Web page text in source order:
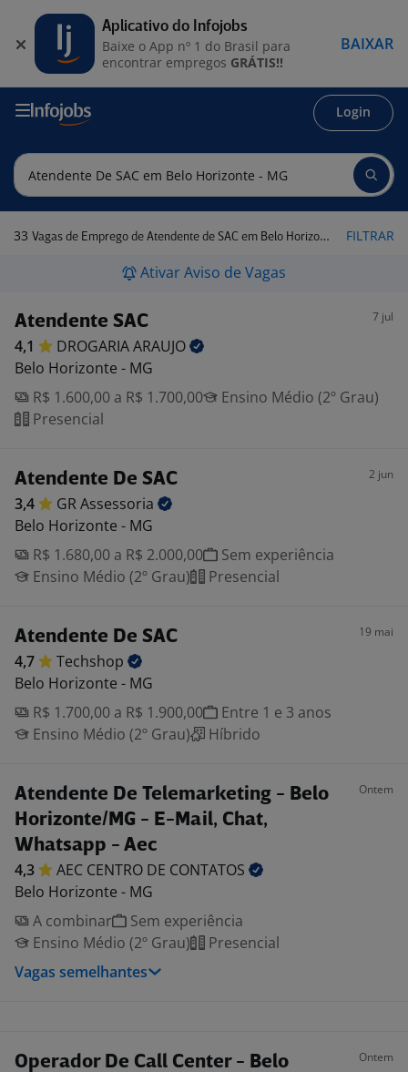
Login
33 Vagas de Emprego de Atendente de SAC em Belo Horizonte - MG FILTRAR
Ativar Aviso de Vagas
Atendente SAC 7 jul
4,1 DROGARIAARAUJO
Belo Horizonte - MG
R$ 1.600,00 a R$ 1.700,00
Ensino Médio (2º Grau)
Presencial
Atendente De SAC 2 jun
3,4 GRAssessoria
Belo Horizonte - MG
R$ 1.680,00 a R$ 2.000,00
Sem experiência
Ensino Médio (2º Grau)
Presencial
Atendente De SAC 19 mai
4,7
Techshop
Belo Horizonte - MG
R$ 1.700,00 a R$ 1.900,00
Entre 1 e 3 anos
Ensino Médio (2º Grau)
Híbrido
Atendente De Telemarketing - Belo
Horizonte/MG - E-Mail, Chat,
Whatsapp - Aec
Ontem
4,3 AEC CENTRO DE CONTATOS
Belo Horizonte - MG
A combinar
Sem experiência
Ensino Médio (2º Grau)
Presencial
Vagas semelhantes
Operador De Call Center - Belo
Ontem
Aplicativo do Infojobs
Baixe o App nº 1 do Brasil para
encontrar empregos GRÁTIS!!
BAIXAR